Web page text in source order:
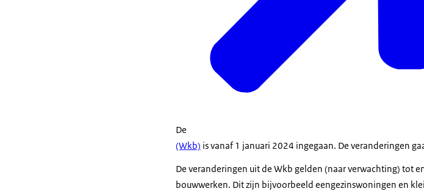
De
(Wkb) is vanaf 1 januari 2024 ingegaan. De veranderingen
De veranderingen uit de Wkb gelden (naar verwachting) tot
bouwwerken. Dit zijn bijvoorbeeld eengezinswoningen en